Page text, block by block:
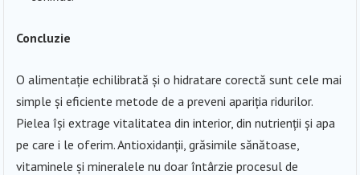
Concluzie
O alimentație echilibrată și o hidratare corectă sunt cele mai
simple și eficiente metode de a preveni apariția ridurilor.
Pielea își extrage vitalitatea din interior, din nutrienții și apa
pe care i le oferim. Antioxidanții, grăsimile sănătoase,
vitaminele și mineralele nu doar întârzie procesul de